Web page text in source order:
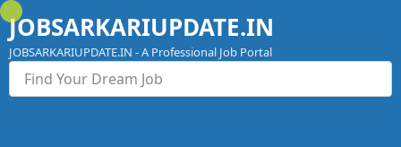
Skip
to
content
JOBSARKARIUPDATE.IN
JOBSARKARIUPDATE.IN - A Professional Job Portal